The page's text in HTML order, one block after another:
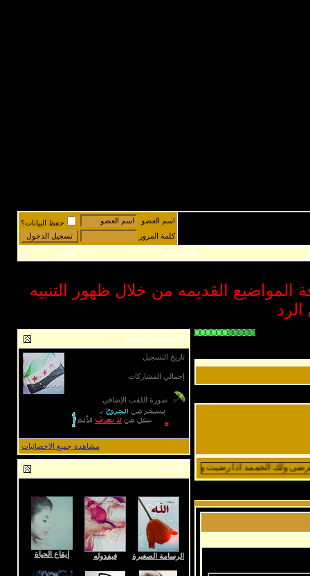
اسم العضو
حفظ البيانات؟
كلمة المرور
التعليمـــات التقويم
المواضيع القديمه من خلال ظهور التنبيه
ولك الحممد اذا رضيت ولك الحممد بعد الرضى :"(
الاحصائيات البسيطة
تاريخ التسجيل
إجمالي المشاركات
صورة اللقب الإضافي
مشاهدة جميع الاحصائيات
الأصدقاء
الرسامة الصغيرة فيفدوله إيقاع الحياة